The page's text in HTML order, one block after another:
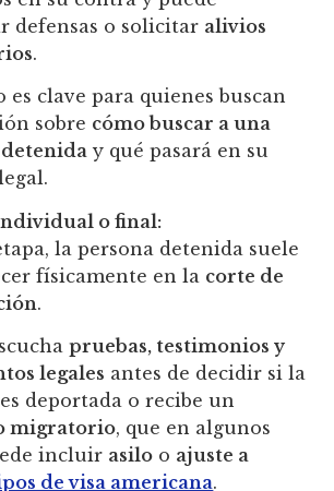
defensas o solicitar alivios
.
es clave para quienes buscan
sobre cómo buscar a una
y qué pasará en su
o final:
la persona detenida suele
físicamente en la corte de
.
pruebas, testimonios y
legales antes de decidir si la
deportada o recibe un
migratorio, que en algunos
incluir asilo o ajuste a
de visa americana.